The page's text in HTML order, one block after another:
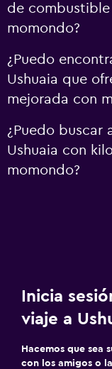
de combustible
momondo?
¿Puedo
Ushuaia que
mejorada con
¿Puedo buscar
Ushuaia con
momondo?
Inicia
viaje a
Hacemos que sea
con los amigos o